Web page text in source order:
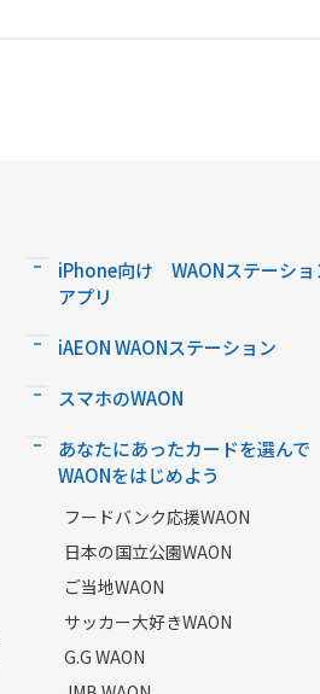
iPhone向け WAONステーショ
アプリ
iAEON WAONステーション
スマホのWAON
あなたにあったカードを選んで
WAONをはじめよう
フードバンク応援WAON
日本の国立公園WAON
ご当地WAON
サッカー大好きWAON
G.G WAON